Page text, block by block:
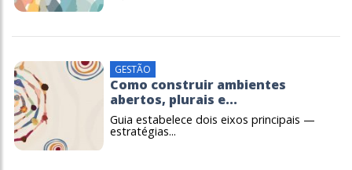
GESTÃO
Como construir ambientes
abertos, plurais e...
Guia estabelece dois eixos principais —
estratégias...